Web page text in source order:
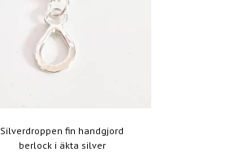
Silverdroppen fin handgjord
berlock i äkta silver